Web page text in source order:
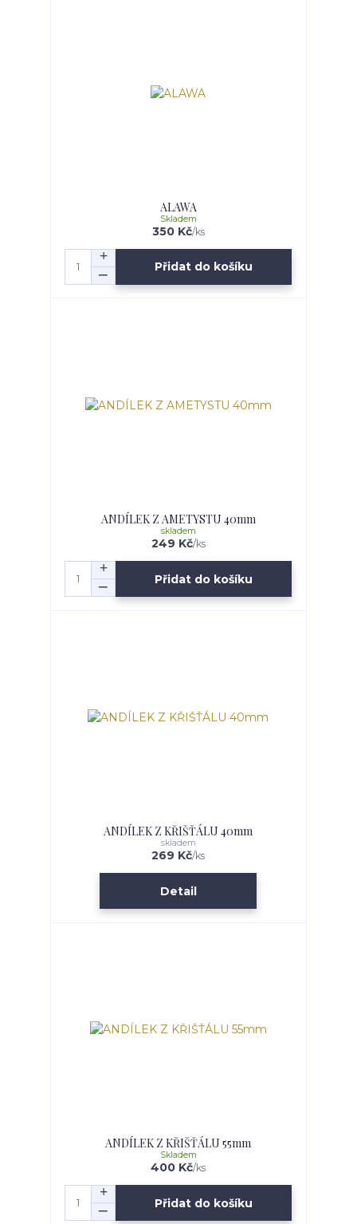
ALAWA
350 Kč/ks
Skladem
Přidat do košíku
ANDÍLEK Z AMETYSTU 40mm
249 Kč/ks
skladem
Přidat do košíku
ANDÍLEK Z KŘIŠŤÁLU 40mm
269 Kč/ks
skladem
Detail
ANDÍLEK Z KŘIŠŤÁLU 55mm
400 Kč/ks
Skladem
Přidat do košíku